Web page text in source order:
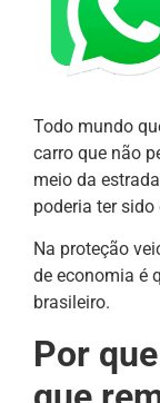
Todo mundo
carro que não
meio da
poderia ter sido
Na proteção
de economia é
brasileiro.
Por